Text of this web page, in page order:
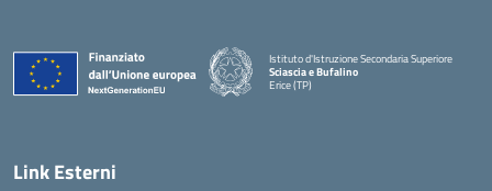
Istituto d'Istruzione Secondaria Superiore
Sciascia e Bufalino
Erice (TP)
Link Esterni